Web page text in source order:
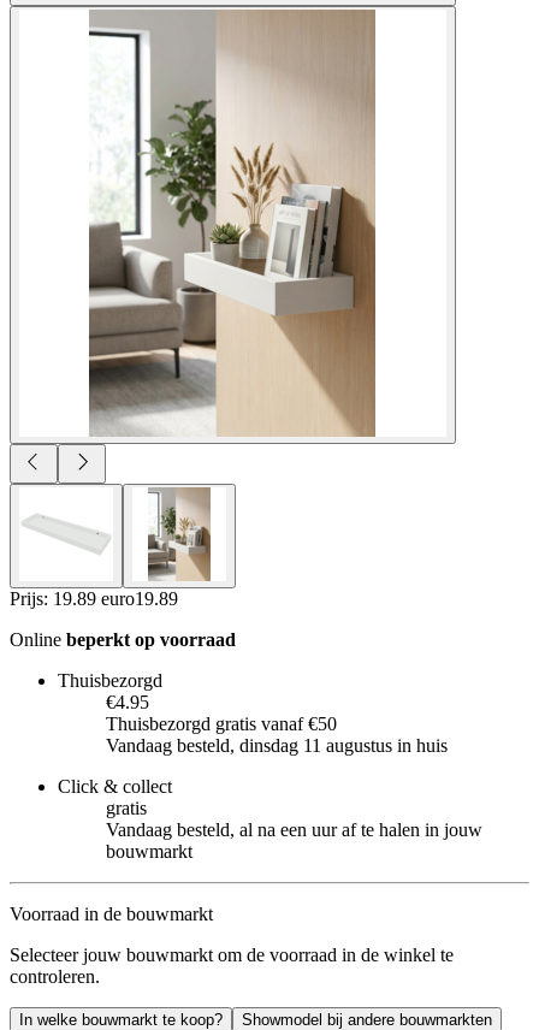
Prijs: 19.89 euro19.89
Online beperkt op voorraad
Thuisbezorgd
€4.95
Thuisbezorgd gratis vanaf €50
Vandaag besteld, dinsdag 11 augustus in huis
Click & collect
gratis
Vandaag besteld, al na een uur af te halen in jouw
bouwmarkt
Voorraad in de bouwmarkt
Selecteer jouw bouwmarkt om de voorraad in de winkel te
controleren.
In welke bouwmarkt te koop? Showmodel bij andere bouwmarkten